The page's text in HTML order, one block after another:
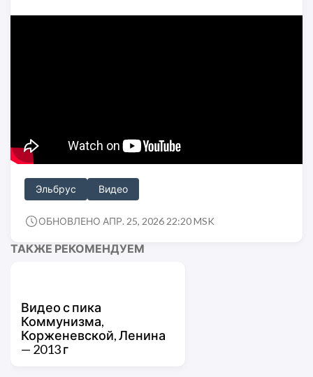
Эльбрус Видео
ОБНОВЛЕНО АПР. 25, 2026 22:20 MSK
ТАКЖЕ РЕКОМЕНДУЕМ
Видео с пика
Коммунизма,
Корженевской, Ленина
— 2013 г